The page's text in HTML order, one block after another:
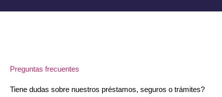
Preguntas frecuentes
Tiene dudas sobre nuestros préstamos, seguros o trámites?